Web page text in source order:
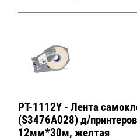
РТ-1112Y - Лента
(S3476A028) д/
12мм*30м, желтая